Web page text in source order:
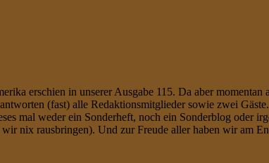
erschien in unserer Ausgabe 115. Da aber
(fast) alle Redaktionsmitglieder sowie zwei
mal weder ein Sonderheft, noch ein Sonderblog oder
nix rausbringen). Und zur Freude aller haben wir am